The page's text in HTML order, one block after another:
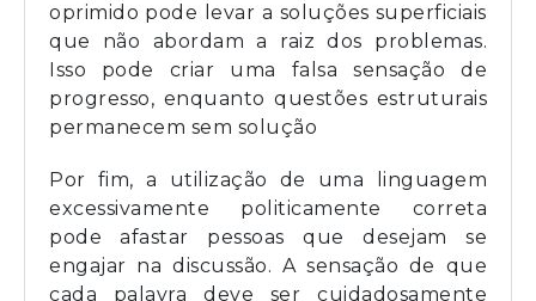
oprimido pode levar a soluções superficiais
que não abordam a raiz dos problemas.
Isso pode criar uma falsa sensação de
progresso, enquanto questões estruturais
permanecem sem solução
Por fim, a utilização de uma linguagem
excessivamente politicamente correta
pode afastar pessoas que desejam se
engajar na discussão. A sensação de que
cada palavra deve ser cuidadosamente